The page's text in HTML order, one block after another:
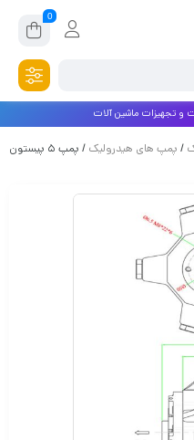
0
و تجهیزات ماشین آلات
/ پمپ های هیدرولیک
/ پمپ ۵ پیستون